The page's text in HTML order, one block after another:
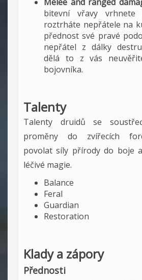
bitevní vřavy
roztrháte nepřátele na
přednost své pravé
nepřátel z dálky
dělá to z vás
bojovníka.
Talenty
Talenty druidů se
proměny do zvířecích
povolat síly přírody do boje
léčivé magie.
Balance
Feral
Guardian
Restoration
Klady a zápory
Přednosti